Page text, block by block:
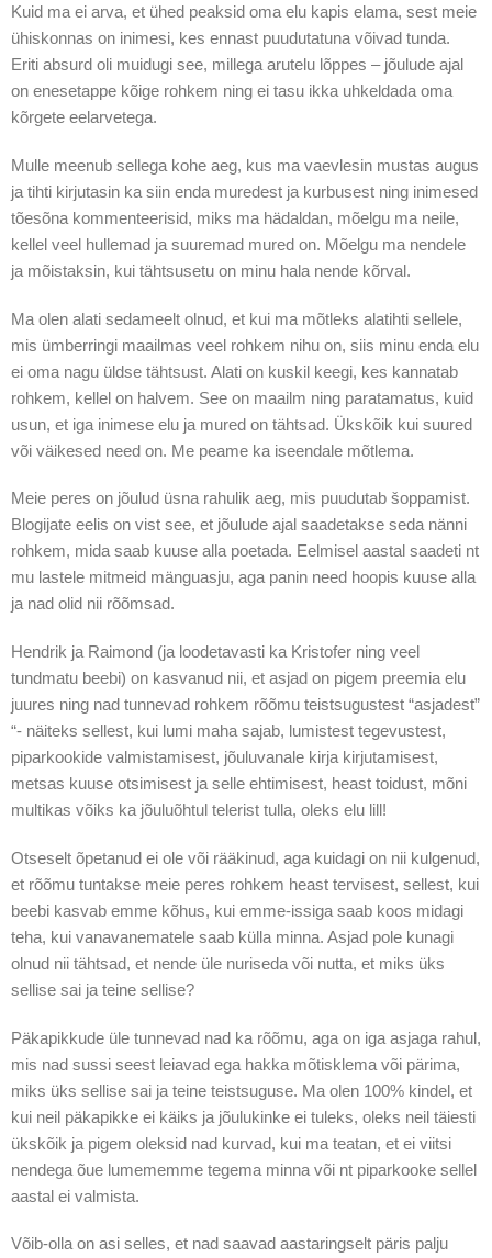
Kuid ma ei arva, et ühed peaksid oma elu kapis elama, sest meie
ühiskonnas on inimesi, kes ennast puudutatuna võivad tunda.
Eriti absurd oli muidugi see, millega arutelu lõppes – jõulude ajal
on enesetappe kõige rohkem ning ei tasu ikka uhkeldada oma
kõrgete eelarvetega.
Mulle meenub sellega kohe aeg, kus ma vaevlesin mustas augus
ja tihti kirjutasin ka siin enda muredest ja kurbusest ning inimesed
tõesõna kommenteerisid, miks ma hädaldan, mõelgu ma neile,
kellel veel hullemad ja suuremad mured on. Mõelgu ma nendele
ja mõistaksin, kui tähtsusetu on minu hala nende kõrval.
Ma olen alati sedameelt olnud, et kui ma mõtleks alatihti sellele,
mis ümberringi maailmas veel rohkem nihu on, siis minu enda elu
ei oma nagu üldse tähtsust. Alati on kuskil keegi, kes kannatab
rohkem, kellel on halvem. See on maailm ning paratamatus, kuid
usun, et iga inimese elu ja mured on tähtsad. Ükskõik kui suured
või väikesed need on. Me peame ka iseendale mõtlema.
Meie peres on jõulud üsna rahulik aeg, mis puudutab šoppamist.
Blogijate eelis on vist see, et jõulude ajal saadetakse seda nänni
rohkem, mida saab kuuse alla poetada. Eelmisel aastal saadeti nt
mu lastele mitmeid mänguasju, aga panin need hoopis kuuse alla
ja nad olid nii rõõmsad.
Hendrik ja Raimond (ja loodetavasti ka Kristofer ning veel
tundmatu beebi) on kasvanud nii, et asjad on pigem preemia elu
juures ning nad tunnevad rohkem rõõmu teistsugustest “asjadest”
“- näiteks sellest, kui lumi maha sajab, lumistest tegevustest,
piparkookide valmistamisest, jõuluvanale kirja kirjutamisest,
metsas kuuse otsimisest ja selle ehtimisest, heast toidust, mõni
multikas võiks ka jõuluõhtul telerist tulla, oleks elu lill!
Otseselt õpetanud ei ole või rääkinud, aga kuidagi on nii kulgenud,
et rõõmu tuntakse meie peres rohkem heast tervisest, sellest, kui
beebi kasvab emme kõhus, kui emme-issiga saab koos midagi
teha, kui vanavanematele saab külla minna. Asjad pole kunagi
olnud nii tähtsad, et nende üle nuriseda või nutta, et miks üks
sellise sai ja teine sellise?
Päkapikkude üle tunnevad nad ka rõõmu, aga on iga asjaga rahul,
mis nad sussi seest leiavad ega hakka mõtisklema või pärima,
miks üks sellise sai ja teine teistsuguse. Ma olen 100% kindel, et
kui neil päkapikke ei käiks ja jõulukinke ei tuleks, oleks neil täiesti
ükskõik ja pigem oleksid nad kurvad, kui ma teatan, et ei viitsi
nendega õue lumememme tegema minna või nt piparkooke sellel
aastal ei valmista.
Võib-olla on asi selles, et nad saavad aastaringselt päris palju